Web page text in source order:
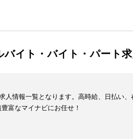
イト・バイト・パート
人情報一覧となります。高時給、日払い
富なマイナビにお任せ！